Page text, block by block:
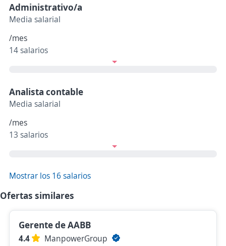
Administrativo/a
Media salarial
/mes
14 salarios
Analista contable
Media salarial
/mes
13 salarios
Mostrar los 16 salarios
Ofertas similares
Gerente de AABB
4.4
ManpowerGroup